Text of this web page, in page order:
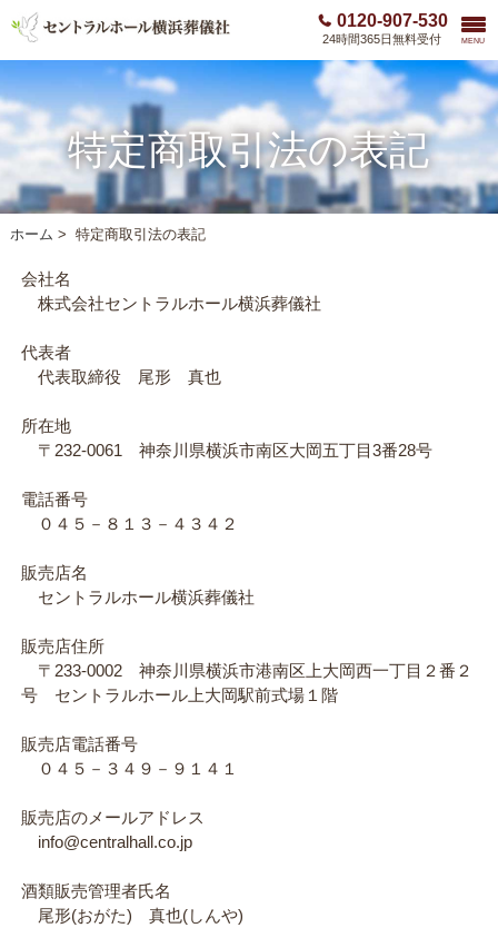
0120-907-530
24時間365日無料受付 MENU
特定商取引法の表記
ホーム > 特定商取引法の表記
会社名
株式会社セントラルホール横浜葬儀社
代表者
代表取締役 尾形 真也
所在地
〒232-0061 神奈川県横浜市南区大岡五丁目3番28号
電話番号
０４５－８１３－４３４２
販売店名
セントラルホール横浜葬儀社
販売店住所
〒233-0002 神奈川県横浜市港南区上大岡西一丁目２番２
号 セントラルホール上大岡駅前式場１階
販売店電話番号
０４５－３４９－９１４１
販売店のメールアドレス
info@centralhall.co.jp
酒類販売管理者氏名
尾形(おがた) 真也(しんや)